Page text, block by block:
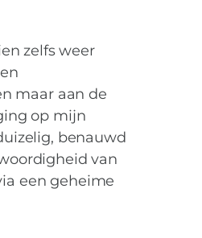
zelfs weer
maar aan de
op mijn
benauwd
van
een geheime